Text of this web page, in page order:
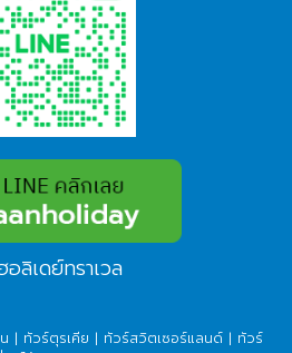
อลิเดย์ทราเวล
| ทัวร์ตุรเคีย | ทัวร์สวิตเซอร์แลนด์ | ทัวร์